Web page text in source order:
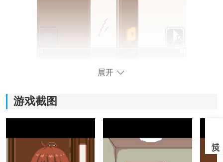
Night Adventure安卓游戏特点：
展开
游戏截图